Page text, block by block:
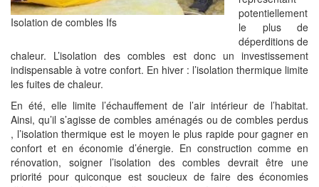
Réparation de toiture
Pose fenêtres de toit
Peinture de toiture
RAVALEMENT DE FAÇADE
Bardage de Façade
Peinture sur boiseries
ZINGUERIE
Isolation de combles Ifs
potentiellement
le plus de
déperditions de
chaleur. L’isolation des combles est donc un investissement
indispensable à votre confort. En hiver : l’isolation thermique limite
les fuites de chaleur.
En été, elle limite l’échauffement de l’air intérieur de l’habitat.
Ainsi, qu’il s’agisse de combles aménagés ou de combles perdus
, l’isolation thermique est le moyen le plus rapide pour gagner en
confort et en économie d’énergie. En construction comme en
rénovation, soigner l’isolation des combles devrait être une
priorité pour quiconque est soucieux de faire des économies